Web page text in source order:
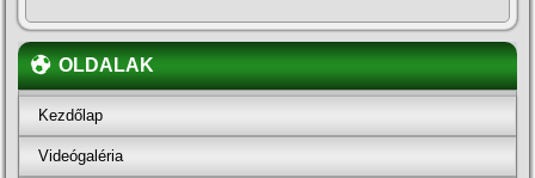
OLDALAK
Kezdőlap
Videógaléria